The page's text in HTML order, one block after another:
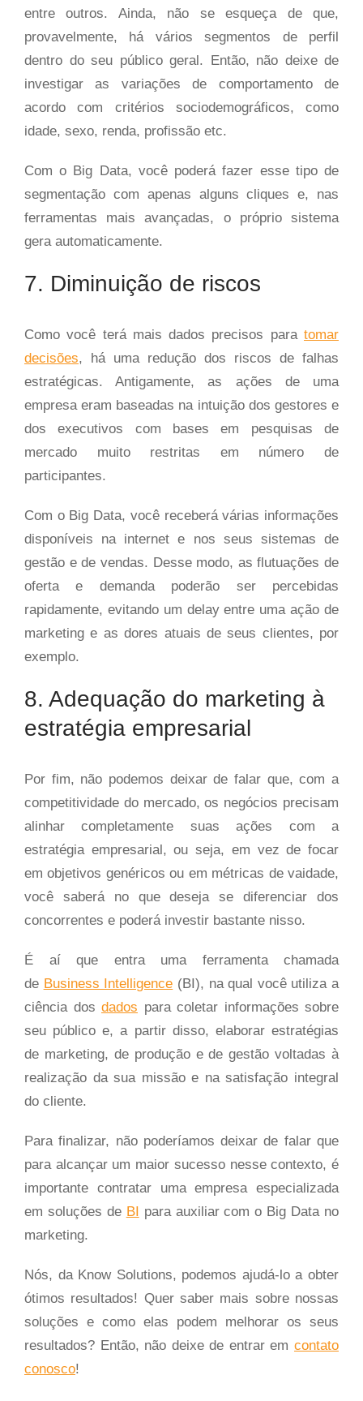
entre outros. Ainda, não se esqueça de que,
provavelmente, há vários segmentos de perfil
dentro do seu público geral. Então, não deixe de
investigar as variações de comportamento de
acordo com critérios sociodemográficos, como
idade, sexo, renda, profissão etc.
Com o Big Data, você poderá fazer esse tipo de
segmentação com apenas alguns cliques e, nas
ferramentas mais avançadas, o próprio sistema
gera automaticamente.
7. Diminuição de riscos
Como você terá mais dados precisos para tomar
decisões, há uma redução dos riscos de falhas
estratégicas. Antigamente, as ações de uma
empresa eram baseadas na intuição dos gestores e
dos executivos com bases em pesquisas de
mercado muito restritas em número de
participantes.
Com o Big Data, você receberá várias informações
disponíveis na internet e nos seus sistemas de
gestão e de vendas. Desse modo, as flutuações de
oferta e demanda poderão ser percebidas
rapidamente, evitando um delay entre uma ação de
marketing e as dores atuais de seus clientes, por
exemplo.
8. Adequação do marketing à
estratégia empresarial
Por fim, não podemos deixar de falar que, com a
competitividade do mercado, os negócios precisam
alinhar completamente suas ações com a
estratégia empresarial, ou seja, em vez de focar
em objetivos genéricos ou em métricas de vaidade,
você saberá no que deseja se diferenciar dos
concorrentes e poderá investir bastante nisso.
É aí que entra uma ferramenta chamada
de Business Intelligence (BI), na qual você utiliza a
ciência dos dados para coletar informações sobre
seu público e, a partir disso, elaborar estratégias
de marketing, de produção e de gestão voltadas à
realização da sua missão e na satisfação integral
do cliente.
Para finalizar, não poderíamos deixar de falar que
para alcançar um maior sucesso nesse contexto, é
importante contratar uma empresa especializada
em soluções de BI para auxiliar com o Big Data no
marketing.
Nós, da Know Solutions, podemos ajudá-lo a obter
ótimos resultados! Quer saber mais sobre nossas
soluções e como elas podem melhorar os seus
resultados? Então, não deixe de entrar em contato
conosco!